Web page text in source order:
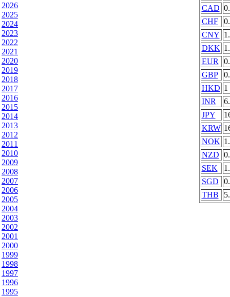
2026
2025
2024
2023
2022
2021
2020
2019
2018
2017
2016
2015
2014
2013
2012
2011
2010
2009
2008
2007
2006
2005
2004
2003
2002
2001
2000
1999
1998
1997
1996
1995
CAD
CHF
CNY
DKK
EUR
GBP
HKD 1
INR
JPY
KRW
NOK
NZD
SEK
SGD
THB